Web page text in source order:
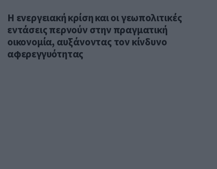
Η ενεργειακή κρίση και οι γεωπολιτικές
εντάσεις περνούν στην πραγματική
οικονομία, αυξάνοντας τον κίνδυνο
αφερεγγυότητας